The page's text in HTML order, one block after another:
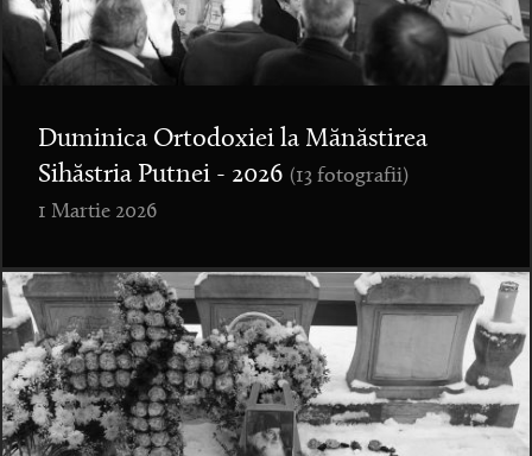
Duminica Ortodoxiei la Mănăstirea
Sihăstria Putnei - 2026 (13 fotografii)
1 Martie 2026